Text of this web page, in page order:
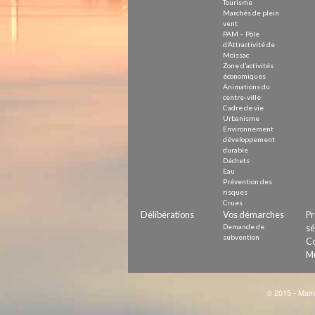
Tourisme
Marchés de plein
vent
PAM – Pôle
d’Attractivité de
Moissac
Zone d’activités
économiques
Animations du
centre-ville
Cadre de vie
Urbanisme
Environnement
développement
durable
Déchets
Eau
Prévention des
risques
Crues
Délibérations Vos démarches
Demande de
subvention
© 2015 -